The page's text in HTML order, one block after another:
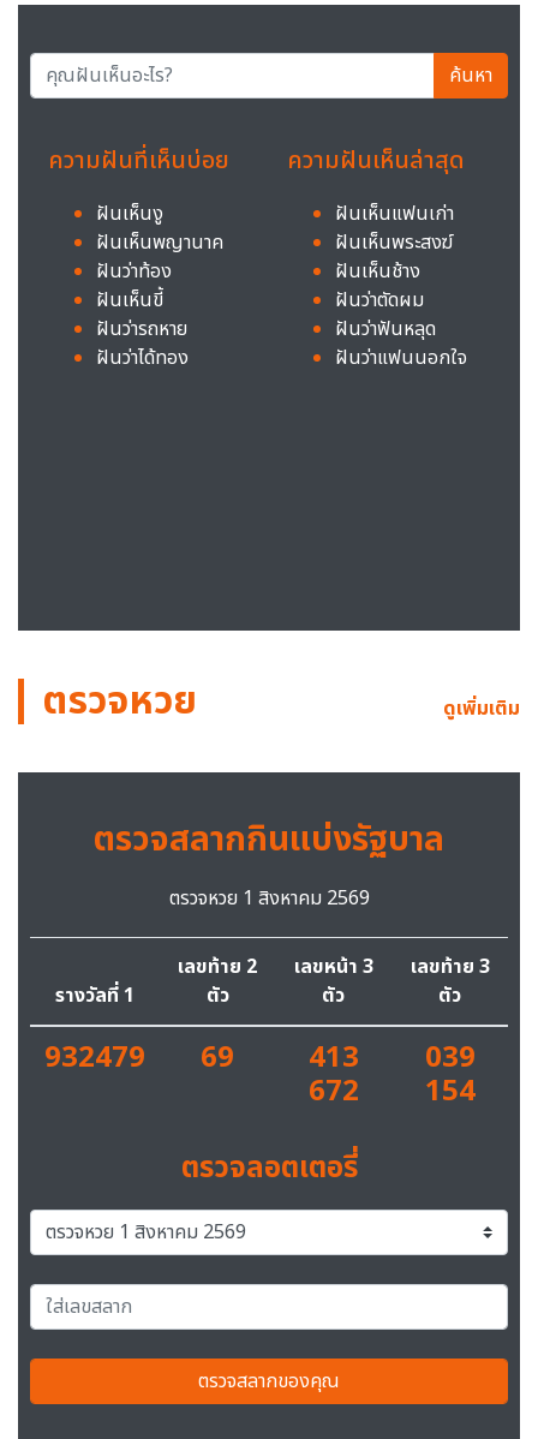
ค้นหา
ความฝันที่เห็นบ่อย
ฝันเห็นงู
ฝันเห็นพญานาค
ฝันว่าท้อง
ฝันเห็นขี้
ฝันว่ารถหาย
ฝันว่าได้ทอง
ความฝันเห็นล่าสุด
ฝันเห็นแฟนเก่า
ฝันเห็นพระสงฆ์
ฝันเห็นช้าง
ฝันว่าตัดผม
ฝันว่าฟันหลุด
ฝันว่าแฟนนอกใจ
ตรวจหวย ดูเพิ่มเติม
ตรวจสลากกินแบ่งรัฐบาล
ตรวจหวย 1 สิงหาคม 2569
รางวัลที่ 1
เลขท้าย 2
ตัว
เลขหน้า 3
ตัว
เลขท้าย 3
ตัว
932479 69 413
672
039
154
ตรวจลอตเตอรี่
ตรวจสลากของคุณ